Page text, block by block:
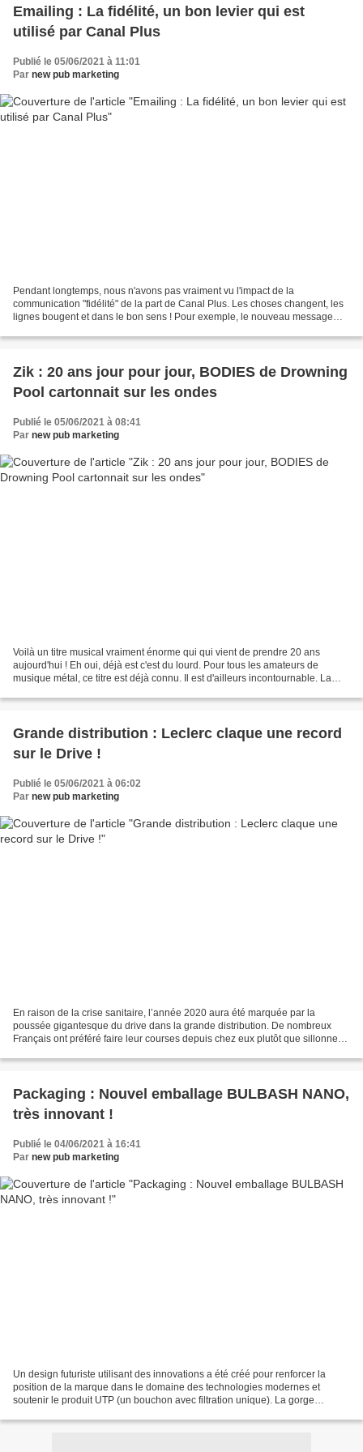
Emailing : La fidélité, un bon levier qui est
utilisé par Canal Plus
Publié le 05/06/2021 à 11:01
Par new pub marketing
Pendant longtemps, nous n'avons pas vraiment vu l'impact de la
communication "fidélité" de la part de Canal Plus. Les choses changent, les
lignes bougent et dans le bon sens ! Pour exemple, le nouveau message
Zik : 20 ans jour pour jour, BODIES de Drowning
Pool cartonnait sur les ondes
Publié le 05/06/2021 à 08:41
Par new pub marketing
Voilà un titre musical vraiment énorme qui qui vient de prendre 20 ans
aujourd'hui ! Eh oui, déjà est c'est du lourd. Pour tous les amateurs de
musique métal, ce titre est déjà connu. Il est d'ailleurs incontournable. La
Grande distribution : Leclerc claque une record
sur le Drive !
Publié le 05/06/2021 à 06:02
Par new pub marketing
En raison de la crise sanitaire, l’année 2020 aura été marquée par la
poussée gigantesque du drive dans la grande distribution. De nombreux
Français ont préféré faire leur courses depuis chez eux plutôt que sillonner
Packaging : Nouvel emballage BULBASH NANO,
très innovant !
Publié le 04/06/2021 à 16:41
Par new pub marketing
Un design futuriste utilisant des innovations a été créé pour renforcer la
position de la marque dans le domaine des technologies modernes et
soutenir le produit UTP (un bouchon avec filtration unique). La gorge